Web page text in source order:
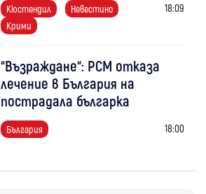
Кюстендил
Невестино
Крими
18:09
“Възраждане“: РСМ отказа
лечение в България на
пострадала българка
България 18:00